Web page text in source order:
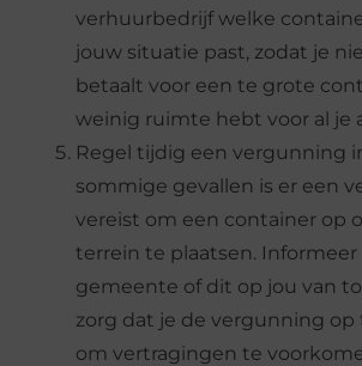
verhuurbedrijf welke
jouw situatie past, zodat je
betaalt voor een te grote
weinig ruimte hebt voor al je
Regel tijdig een vergunning
sommige gevallen is er een
vereist om een container op
terrein te plaatsen. Informeer
gemeente of dit op jou van
zorg dat je de vergunning op
om vertragingen te